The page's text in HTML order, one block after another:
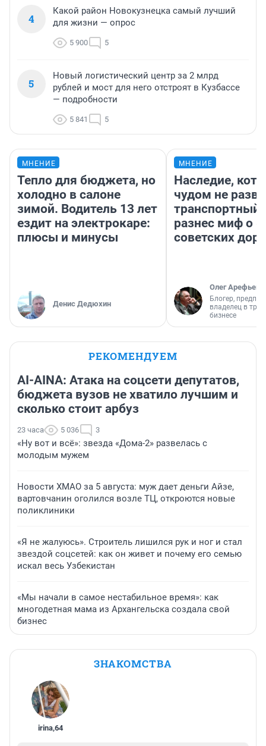
4
Какой район Новокузнецка самый лучший
для жизни — опрос
5 900 5
5
Новый логистический центр за 2 млрд
рублей и мост для него отстроят в Кузбассе
— подробности
5 841 5
МНЕНИЕ
Тепло для бюджета, но
холодно в салоне
зимой. Водитель 13 лет
ездит на электрокаре:
плюсы и минусы
Денис Дедюхин
МНЕНИЕ
Наследие,
чудом не
транспортный
разнес миф о
советских
Олег Арефьев
Блогер,
владелец в
бизнесе
РЕКОМЕНДУЕМ
AI-AINA: Атака на соцсети депутатов,
бюджета вузов не хватило лучшим и
сколько стоит арбуз
23 часа 5 036 3
«Ну вот и всё»: звезда «Дома-2» развелась с
молодым мужем
Новости ХМАО за 5 августа: муж дает деньги Айзе,
вартовчанин оголился возле ТЦ, откроются новые
поликлиники
«Я не жалуюсь». Строитель лишился рук и ног и стал
звездой соцсетей: как он живет и почему его семью
искал весь Узбекистан
«Мы начали в самое нестабильное время»: как
многодетная мама из Архангельска создала свой
бизнес
ЗНАКОМСТВА
irina,64